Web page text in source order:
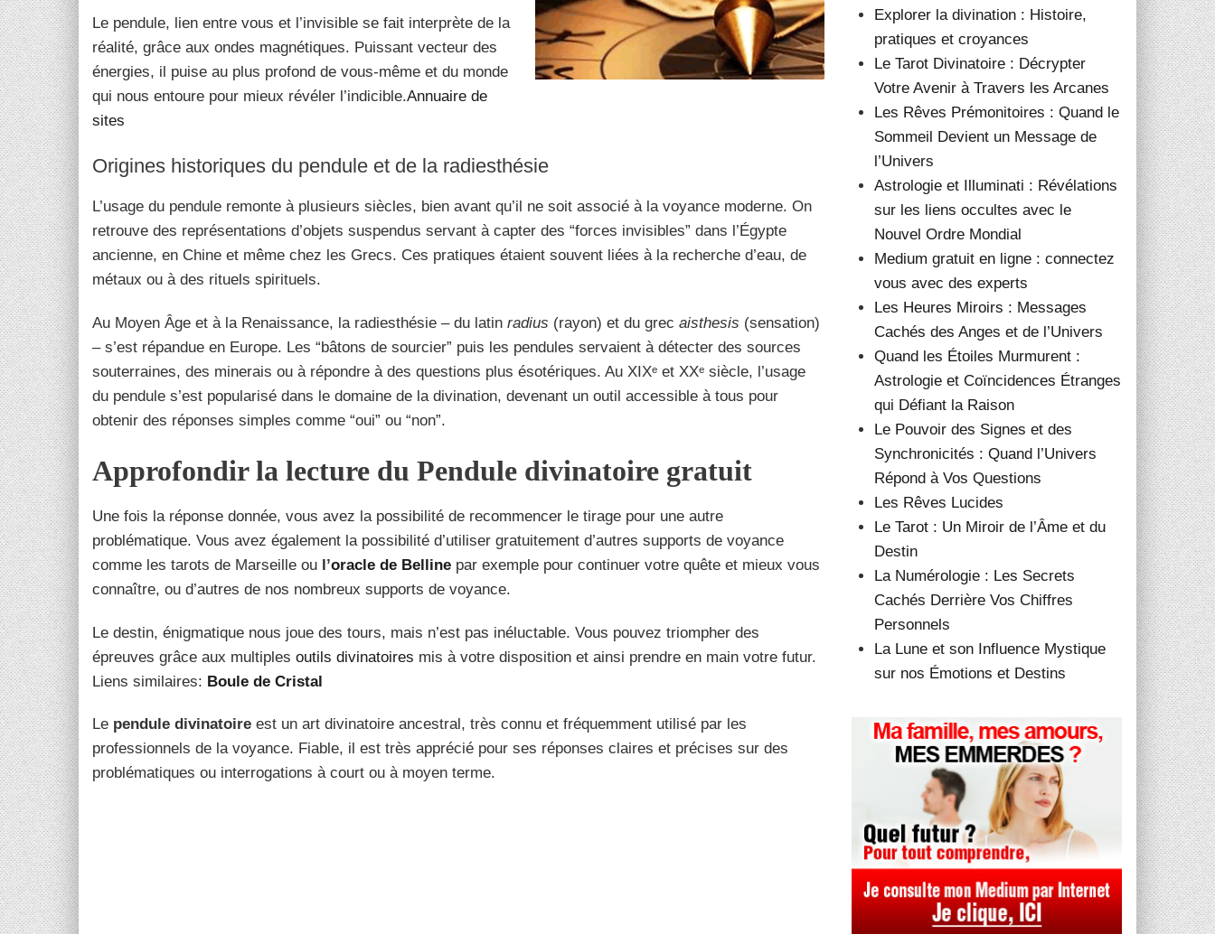
Le pendule, lien entre vous et l’invisible se fait interprète de la
réalité, grâce aux ondes magnétiques. Puissant vecteur des
énergies, il puise au plus profond de vous-même et du monde
qui nous entoure pour mieux révéler l’indicible.Annuaire de
sites
Origines historiques du pendule et de la radiesthésie
L’usage du pendule remonte à plusieurs siècles, bien avant qu’il ne soit associé à la voyance moderne. On
retrouve des représentations d’objets suspendus servant à capter des “forces invisibles” dans l’Égypte
ancienne, en Chine et même chez les Grecs. Ces pratiques étaient souvent liées à la recherche d’eau, de
métaux ou à des rituels spirituels.
Au Moyen Âge et à la Renaissance, la radiesthésie – du latin radius (rayon) et du grec aisthesis (sensation)
– s’est répandue en Europe. Les “bâtons de sourcier” puis les pendules servaient à détecter des sources
souterraines, des minerais ou à répondre à des questions plus ésotériques. Au XIXᵉ et XXᵉ siècle, l’usage
du pendule s’est popularisé dans le domaine de la divination, devenant un outil accessible à tous pour
obtenir des réponses simples comme “oui” ou “non”.
Approfondir la lecture du Pendule divinatoire gratuit
Une fois la réponse donnée, vous avez la possibilité de recommencer le tirage pour une autre
problématique. Vous avez également la possibilité d’utiliser gratuitement d’autres supports de voyance
comme les tarots de Marseille ou l’oracle de Belline par exemple pour continuer votre quête et mieux vous
connaître, ou d’autres de nos nombreux supports de voyance.
Le destin, énigmatique nous joue des tours, mais n’est pas inéluctable. Vous pouvez triompher des
épreuves grâce aux multiples outils divinatoires mis à votre disposition et ainsi prendre en main votre futur.
Liens similaires: Boule de Cristal
Le pendule divinatoire est un art divinatoire ancestral, très connu et fréquemment utilisé par les
professionnels de la voyance. Fiable, il est très apprécié pour ses réponses claires et précises sur des
problématiques ou interrogations à court ou à moyen terme.
Explorer la divination : Histoire,
pratiques et croyances
Le Tarot Divinatoire : Décrypter
Votre Avenir à Travers les Arcanes
Les Rêves Prémonitoires : Quand le
Sommeil Devient un Message de
l’Univers
Astrologie et Illuminati : Révélations
sur les liens occultes avec le
Nouvel Ordre Mondial
Medium gratuit en ligne : connectez
vous avec des experts
Les Heures Miroirs : Messages
Cachés des Anges et de l’Univers
Quand les Étoiles Murmurent :
Astrologie et Coïncidences Étranges
qui Défiant la Raison
Le Pouvoir des Signes et des
Synchronicités : Quand l’Univers
Répond à Vos Questions
Les Rêves Lucides
Le Tarot : Un Miroir de l’Âme et du
Destin
La Numérologie : Les Secrets
Cachés Derrière Vos Chiffres
Personnels
La Lune et son Influence Mystique
sur nos Émotions et Destins